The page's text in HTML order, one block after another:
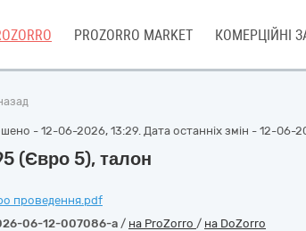
PROZORRO MARKET КОМЕРЦІЙНІ
- 12-06-2026, 13:29. Дата останніх змін - 12-06-
(Євро 5), талон
проведення.pdf
06-12-007086-a / на ProZorro / на DoZorro